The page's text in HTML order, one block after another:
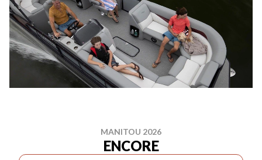
MANITOU 2026
ENCORE